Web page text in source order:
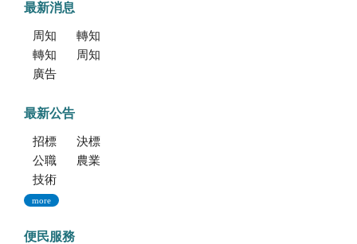
最新消息
周知文化部「2027年文化部百大文化基地徵選獎勵簡章」，歡迎踴躍參加。
轉知考選部「115年建築師、技師、大地工程技師（第二階段考試）、 不動產經紀人、記帳士考試」報名訊息
轉知海洋委員會海洋保育署「2026海洋保育創意短影音競賽」活動資訊
周知文化部文化資產局訂於115年9月19日至20日辦理「2026年全國古蹟日活動」
廣告文宣「116年度軍公教員工待遇提升方案」政策圖文說明
最新公告
招標公告
決標公告
公職人員利益衝突迴避法身份揭露專區
農業新聞
技術移轉公告
more
便民服務